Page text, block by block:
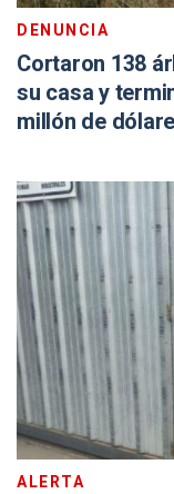
DENUNCIA
Cortaron 138
su casa y
millón de
ALERTA